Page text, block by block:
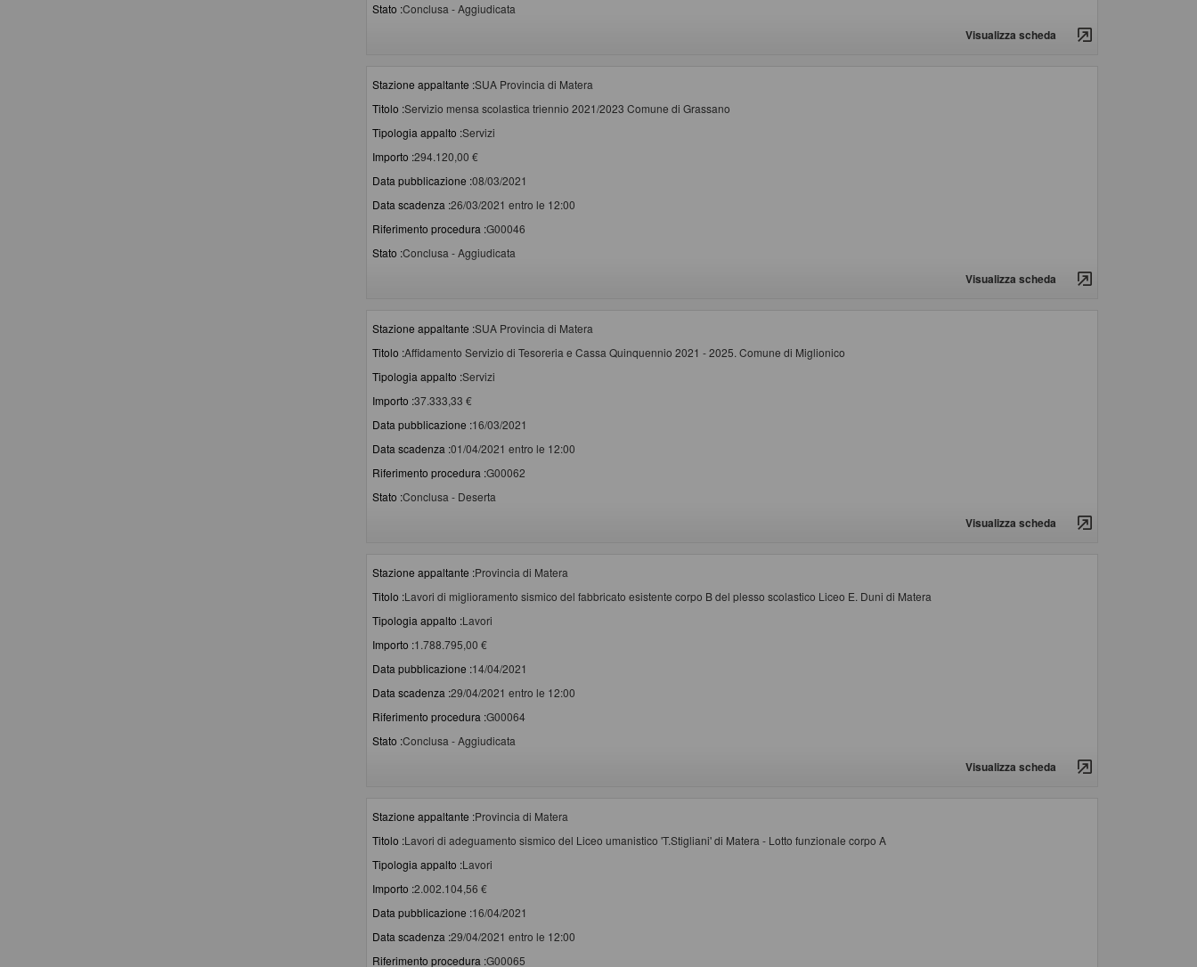
Stato :Conclusa - Aggiudicata
Visualizza scheda
Stazione appaltante :SUA Provincia di Matera
Titolo :Servizio mensa scolastica triennio 2021/2023 Comune di Grassano
Tipologia appalto :Servizi
Importo :294.120,00 €
Data pubblicazione :08/03/2021
Data scadenza :26/03/2021 entro le 12:00
Riferimento procedura :G00046
Stato :Conclusa - Aggiudicata
Visualizza scheda
Stazione appaltante :SUA Provincia di Matera
Titolo :Affidamento Servizio di Tesoreria e Cassa Quinquennio 2021 - 2025. Comune di Miglionico
Tipologia appalto :Servizi
Importo :37.333,33 €
Data pubblicazione :16/03/2021
Data scadenza :01/04/2021 entro le 12:00
Riferimento procedura :G00062
Stato :Conclusa - Deserta
Visualizza scheda
Stazione appaltante :Provincia di Matera
Titolo :Lavori di miglioramento sismico del fabbricato esistente corpo B del plesso scolastico Liceo E. Duni di Matera
Tipologia appalto :Lavori
Importo :1.788.795,00 €
Data pubblicazione :14/04/2021
Data scadenza :29/04/2021 entro le 12:00
Riferimento procedura :G00064
Stato :Conclusa - Aggiudicata
Visualizza scheda
Stazione appaltante :Provincia di Matera
Titolo :Lavori di adeguamento sismico del Liceo umanistico 'T.Stigliani' di Matera - Lotto funzionale corpo A
Tipologia appalto :Lavori
Importo :2.002.104,56 €
Data pubblicazione :16/04/2021
Data scadenza :29/04/2021 entro le 12:00
Riferimento procedura :G00065